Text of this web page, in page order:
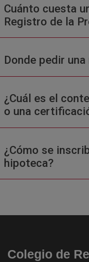
Cuánto cuesta
Registro de la
Donde pedir
¿Cuál es el
o una
¿Cómo se
hipoteca?
Colegio de